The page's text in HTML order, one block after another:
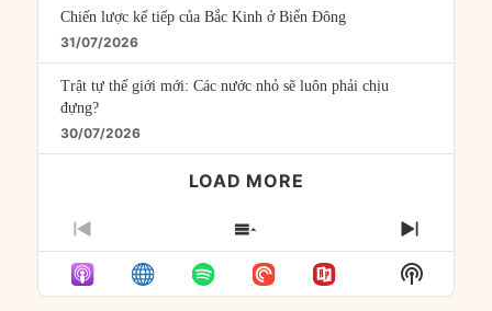
Chiến lược kế tiếp của Bắc Kinh ở Biển Đông
31/07/2026
Trật tự thế giới mới: Các nước nhỏ sẽ luôn phải chịu
đựng?
30/07/2026
LOAD MORE
PREVIOUS
EPISODE
SHOW
EPISODES
LIST
NEXT
Show
Podcast